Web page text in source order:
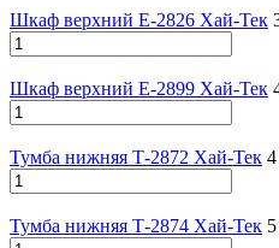
Шкаф верхний Е-2826 Хай-Тек
Шкаф верхний Е-2899 Хай-Тек
Тумба нижняя Т-2872 Хай-Тек
Тумба нижняя Т-2874 Хай-Тек